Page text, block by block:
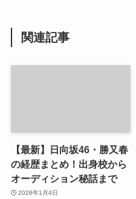
関連記事
【最新】日向坂46・勝又春
の経歴まとめ！出身校から
オーディション秘話まで
2026年1月4日